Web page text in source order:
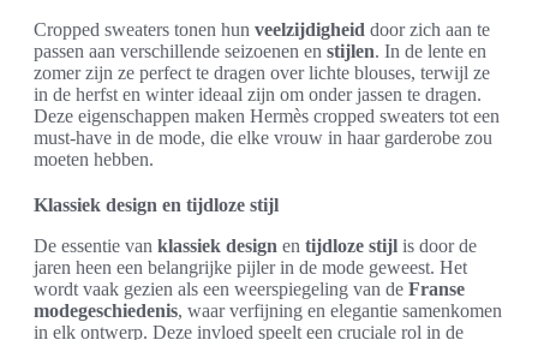
Cropped sweaters tonen hun veelzijdigheid door zich aan te
passen aan verschillende seizoenen en stijlen. In de lente en
zomer zijn ze perfect te dragen over lichte blouses, terwijl ze
in de herfst en winter ideaal zijn om onder jassen te dragen.
Deze eigenschappen maken Hermès cropped sweaters tot een
must-have in de mode, die elke vrouw in haar garderobe zou
moeten hebben.
Klassiek design en tijdloze stijl
De essentie van klassiek design en tijdloze stijl is door de
jaren heen een belangrijke pijler in de mode geweest. Het
wordt vaak gezien als een weerspiegeling van de Franse
modegeschiedenis, waar verfijning en elegantie samenkomen
in elk ontwerp. Deze invloed speelt een cruciale rol in de